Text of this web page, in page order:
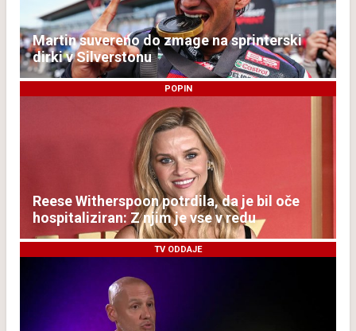
Martin suvereno do zmage na sprinterski
dirki v Silverstonu
POPIN
Reese Witherspoon potrdila, da je bil oče
hospitaliziran: Z njim je vse v redu
TV ODDAJE